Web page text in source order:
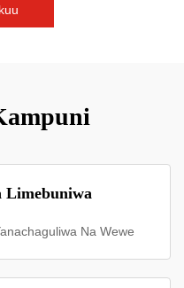
Limebuniwa
Na Wewe